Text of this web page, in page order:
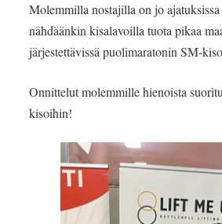
Molemmilla nostajilla on jo
nähdäänkin kisalavoilla tuota pikaa
järjestettävissä puolimaratonin SM-
Onnittelut molemmille hienoista
kisoihin!